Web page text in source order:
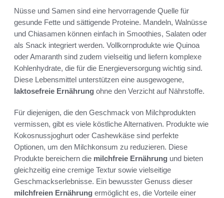
Nüsse und Samen sind eine hervorragende Quelle für
gesunde Fette und sättigende Proteine. Mandeln, Walnüsse
und Chiasamen können einfach in Smoothies, Salaten oder
als Snack integriert werden. Vollkornprodukte wie Quinoa
oder Amaranth sind zudem vielseitig und liefern komplexe
Kohlenhydrate, die für die Energieversorgung wichtig sind.
Diese Lebensmittel unterstützen eine ausgewogene,
laktosefreie Ernährung ohne den Verzicht auf Nährstoffe.
Für diejenigen, die den Geschmack von Milchprodukten
vermissen, gibt es viele köstliche Alternativen. Produkte wie
Kokosnussjoghurt oder Cashewkäse sind perfekte
Optionen, um den Milchkonsum zu reduzieren. Diese
Produkte bereichern die milchfreie Ernährung und bieten
gleichzeitig eine cremige Textur sowie vielseitige
Geschmackserlebnisse. Ein bewusster Genuss dieser
milchfreien Ernährung ermöglicht es, die Vorteile einer